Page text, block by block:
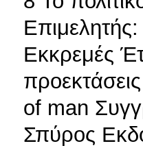
Εκκρεμές
of man
Σπύρος